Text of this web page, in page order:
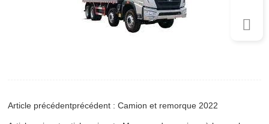
Article précédentprécédent : Camion et remorque 2022